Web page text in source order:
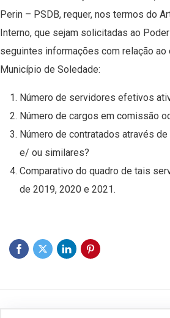
Perin – PSDB, requer, nos termos do
Interno, que sejam solicitadas ao
seguintes informações com relação
Município de Soledade:
Número de servidores efetivos
Número de cargos em comissão
Número de contratados através
e/ ou similares?
Comparativo do quadro de tais
de 2019, 2020 e 2021.